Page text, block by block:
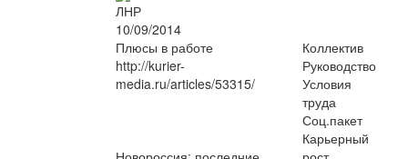
ЛНР
10/09/2014
Плюсы в работе
http://kurier-
media.ru/articles/53315/
Коллектив
Руководство
Условия
труда
Соц.пакет
Карьерный